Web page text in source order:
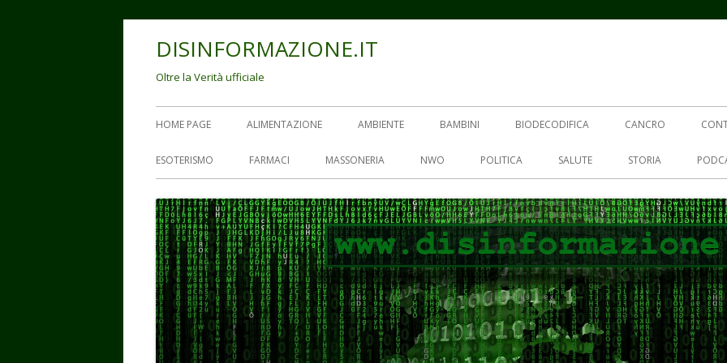
DISINFORMAZIONE.IT
Oltre la Verità ufficiale
Menu
principale
HOME PAGE ALIMENTAZIONE AMBIENTE BAMBINI BIODECODIFICA CANCRO
ESOTERISMO FARMACI MASSONERIA NWO POLITICA SALUTE STORIA